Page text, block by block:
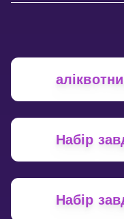
Набір
Набір